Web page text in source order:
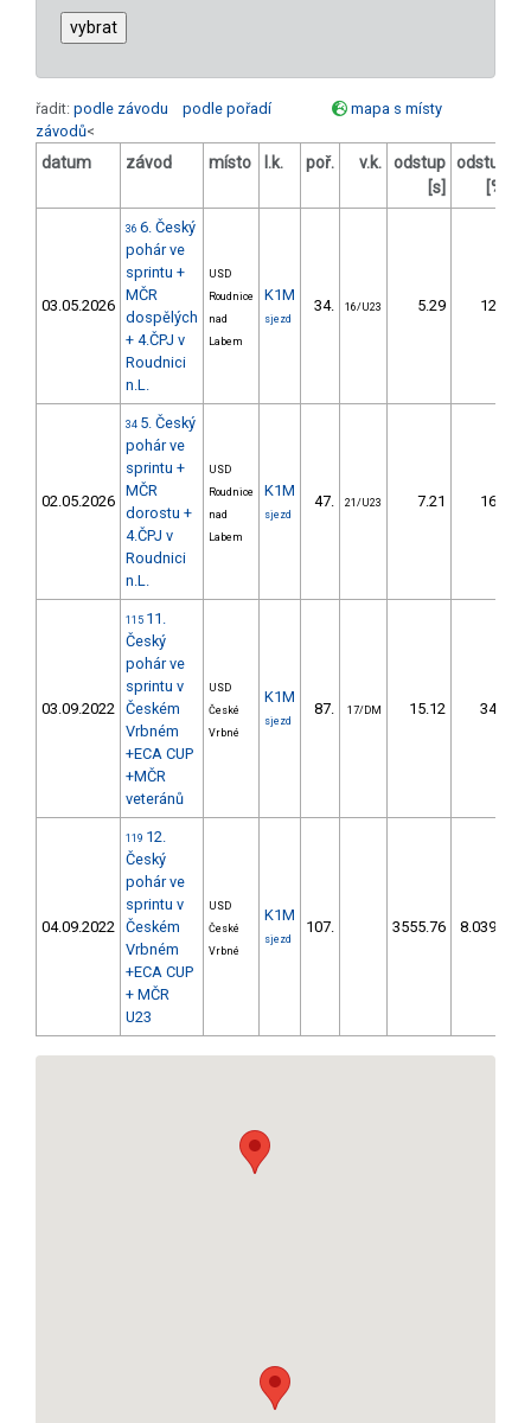
řadit: podle závodu podle pořadí
mapa s místy
závodů<
datum závod místo l.k. poř. v.k.
odstup
[s]
odstup
[%]
03.05.2026
36 6. Český
pohár ve
sprintu +
MČR
dospělých
+ 4.ČPJ v
Roudnici
n.L.
USD
Roudnice
nad
Labem
K1M
sjezd
34. 16/U23 5.29 12,2
02.05.2026
34 5. Český
pohár ve
sprintu +
MČR
dorostu +
4.ČPJ v
Roudnici
n.L.
USD
Roudnice
nad
Labem
K1M
sjezd
47. 21/U23 7.21 16,9
03.09.2022
115 11.
Český
pohár ve
sprintu v
Českém
Vrbném
+ECA CUP
+MČR
veteránů
USD
České
Vrbné
K1M
sjezd
87. 17/DM 15.12 34,6
04.09.2022
119 12.
Český
pohár ve
sprintu v
Českém
Vrbném
+ECA CUP
+ MČR
U23
USD
České
Vrbné
K1M
sjezd
107. 3555.76 8.039,2